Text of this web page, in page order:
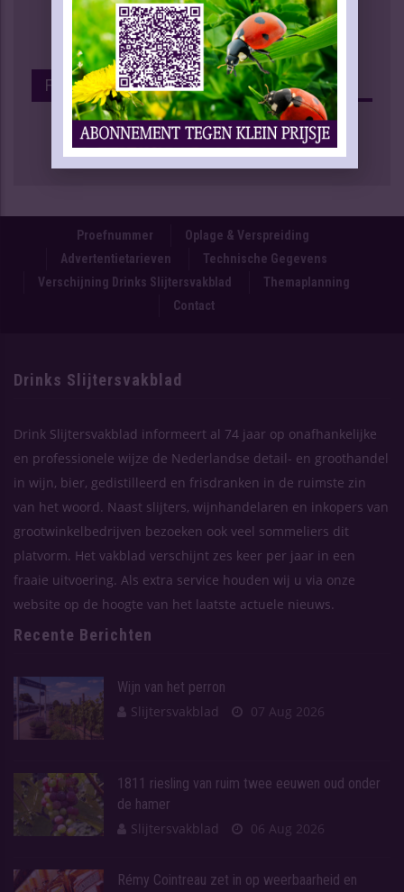
Facebook
Proefnummer
Oplage & Verspreiding
Advertentietarieven
Technische Gegevens
Verschijning Drinks Slijtersvakblad
Themaplanning
Contact
Drinks Slijtersvakblad
Drink Slijtersvakblad informeert al 74 jaar op onafhankelijke
en professionele wijze de Nederlandse detail- en groothandel
in wijn, bier, gedistilleerd en frisdranken in de ruimste zin
van het woord. Naast slijters, wijnhandelaren en inkopers van
grootwinkelbedrijven bezoeken ook veel sommeliers dit
platvorm. Het vakblad verschijnt zes keer per jaar in een
fraaie uitvoering. Als extra service houden wij u via onze
website op de hoogte van het laatste actuele nieuws.
Recente Berichten
Wijn van het perron
Slijtersvakblad
07 Aug 2026
1811 riesling van ruim twee eeuwen oud onder
de hamer
Slijtersvakblad
06 Aug 2026
Rémy Cointreau zet in op weerbaarheid en